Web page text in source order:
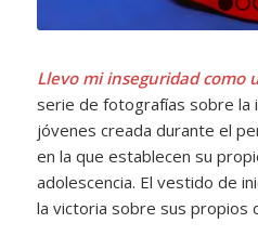
Llevo mi inseguridad como
serie de fotografías sobre la
jóvenes creada durante el
en la que establecen su
adolescencia. El vestido de
la victoria sobre sus propios